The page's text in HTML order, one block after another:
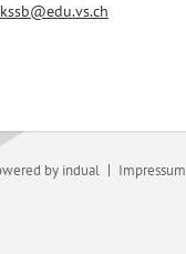
by indual Impressum